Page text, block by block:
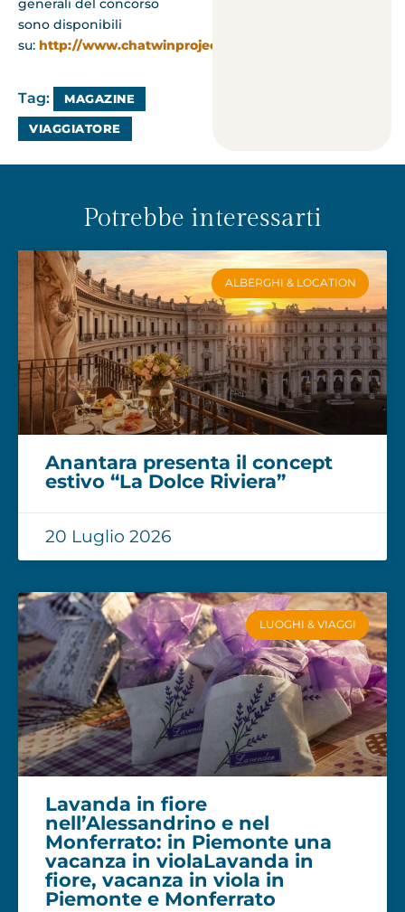
generali del concorso
sono disponibili
su: http://www.chatwinproject.co.uk
Tag: MAGAZINE
VIAGGIATORE
Potrebbe interessarti
ALBERGHI & LOCATION
Anantara presenta il concept
estivo “La Dolce Riviera”
20 Luglio 2026
LUOGHI & VIAGGI
Lavanda in fiore
nell’Alessandrino e nel
Monferrato: in Piemonte una
vacanza in violaLavanda in
fiore, vacanza in viola in
Piemonte e Monferrato